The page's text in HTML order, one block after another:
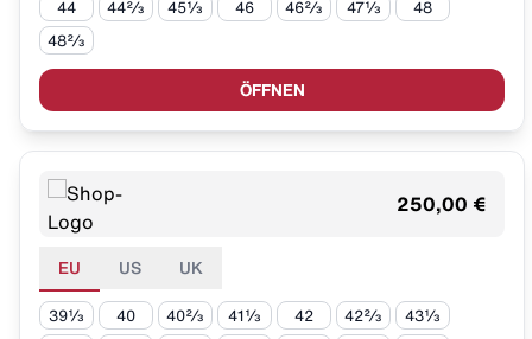
44 44⅔ 45⅓ 46 46⅔ 47⅓ 48
48⅔
ÖFFNEN
250,00 €
EU US UK
39⅓ 40 40⅔ 41⅓ 42 42⅔ 43⅓